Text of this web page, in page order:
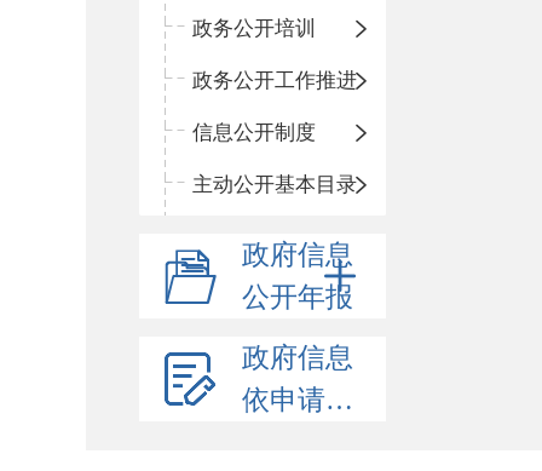
政务公开培训
政务公开工作推进
信息公开制度
主动公开基本目录
政府信息
公开年报
政府信息
依申请公开